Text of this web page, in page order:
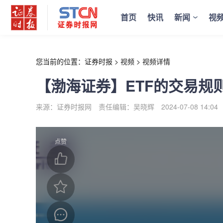
首页
快讯 新闻 视
您当前的位置： 证券时报 > 视频 > 视频详情
【渤海证券】ETF的交易规
来源：证券时报网 责任编辑：吴晓辉 2024-07-08 14:04
点赞